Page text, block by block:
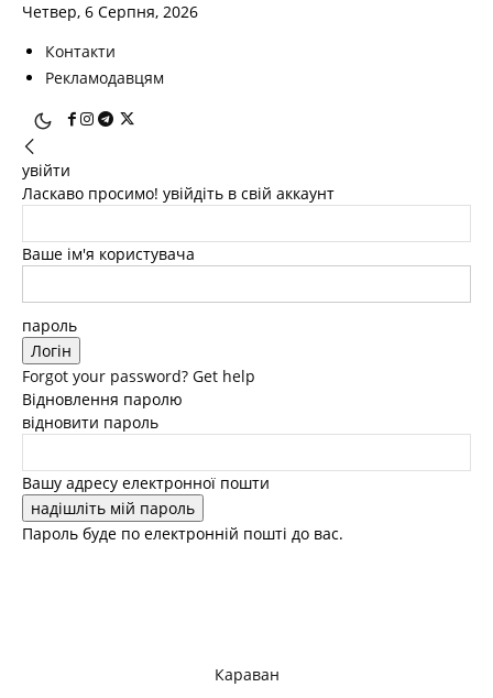
Четвер, 6 Серпня, 2026
Контакти
Рекламодавцям
увійти
Ласкаво просимо! увійдіть в свій аккаунт
Ваше ім'я користувача
пароль
Forgot your password? Get help
Відновлення паролю
відновити пароль
Вашу адресу електронної пошти
Пароль буде по електронній пошті до вас.
Караван